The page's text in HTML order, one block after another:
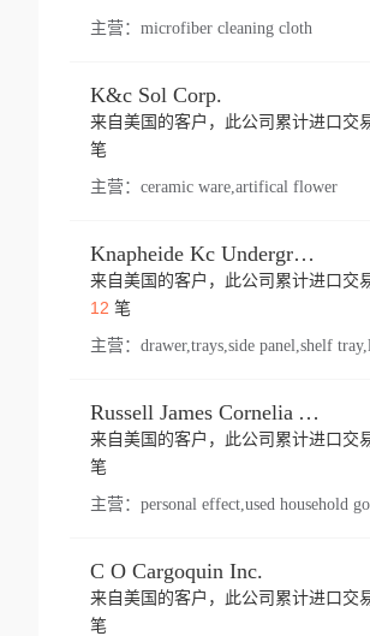
主营： microfiber cleaning cloth
K&c Sol Corp.
来自美国的客户，此公司累计进口交
笔
主营： ceramic ware,artifical flower
Knapheide Kc Underground
来自美国的客户，此公司累计进口交
12 笔
主营：
Russell James Cornelia Arlington Va
来自美国的客户，此公司累计进口交
笔
主营：
C O Cargoquin Inc.
来自美国的客户，此公司累计进口交
笔